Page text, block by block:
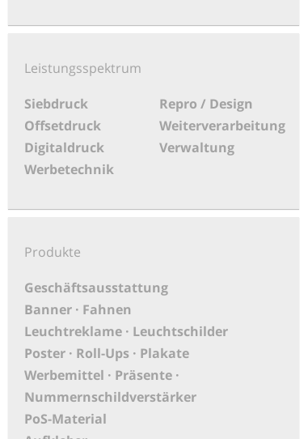
Leistungsspektrum
Siebdruck
Offsetdruck
Digitaldruck
Werbetechnik
Repro / Design
Weiterverarbeitung
Verwaltung
Produkte
Geschäftsausstattung
Banner · Fahnen
Leuchtreklame · Leuchtschilder
Poster · Roll-Ups · Plakate
Werbemittel · Präsente ·
Nummernschildverstärker
PoS-Material